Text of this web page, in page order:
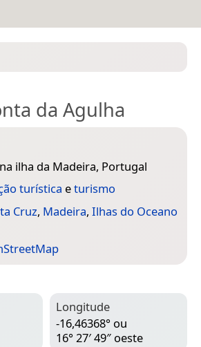
da Agulha
ilha da Madeira, Portugal
turística eturismo
Cruz, Madeira, Ilhas do Oceano
Longitude
-16,46368° ou
16° 27′ 49″ oeste